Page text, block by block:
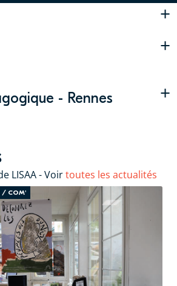
+
+
- Rennes +
LISAA - Voirtoutes les actualités
/ COM'